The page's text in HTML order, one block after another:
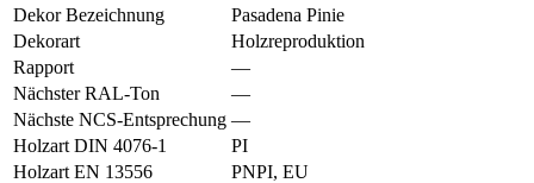
Dekor Bezeichnung
Pasadena Pinie
Dekorart
Holzreproduktion
Rapport
—
Nächster RAL-Ton
—
Nächste NCS-Entsprechung —
Holzart DIN 4076-1
PI
Holzart EN 13556
PNPI, EU